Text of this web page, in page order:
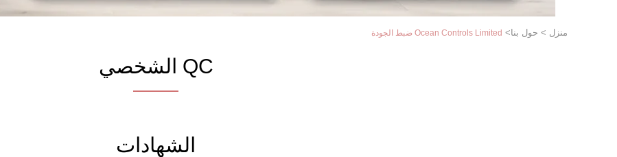
منزل > حول بنا> Ocean Controls Limited ضبط الجودة
QC الشخصي
الشهادات